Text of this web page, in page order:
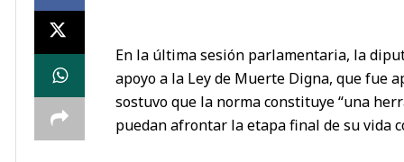
En la última sesión parlamentaria, la
apoyo a la Ley de Muerte Digna, que fue
sostuvo que la norma constituye “una
puedan afrontar la etapa final de su vida